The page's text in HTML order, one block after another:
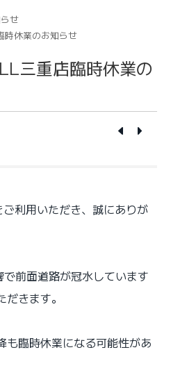
せ
休業のお知らせ
三重店臨時休業の
利用いただき、誠にありが
前面道路が冠水しています
きます。
も臨時休業になる可能性があ